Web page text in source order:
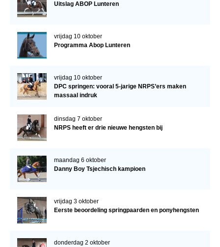
Uitslag ABOP Lunteren
vrijdag 10 oktober
Programma Abop Lunteren
vrijdag 10 oktober
DPC springen: vooral 5-jarige NRPS’ers maken
massaal indruk
dinsdag 7 oktober
NRPS heeft er drie nieuwe hengsten bij
maandag 6 oktober
Danny Boy Tsjechisch kampioen
vrijdag 3 oktober
Eerste beoordeling springpaarden en ponyhengsten
donderdag 2 oktober